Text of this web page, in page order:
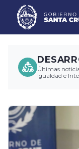
Últimas
Igualdad e